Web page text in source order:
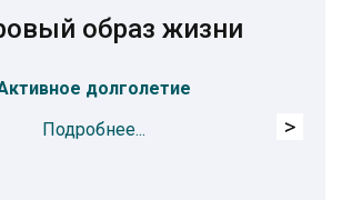
образ жизни
долголетие
Подробнее...
>